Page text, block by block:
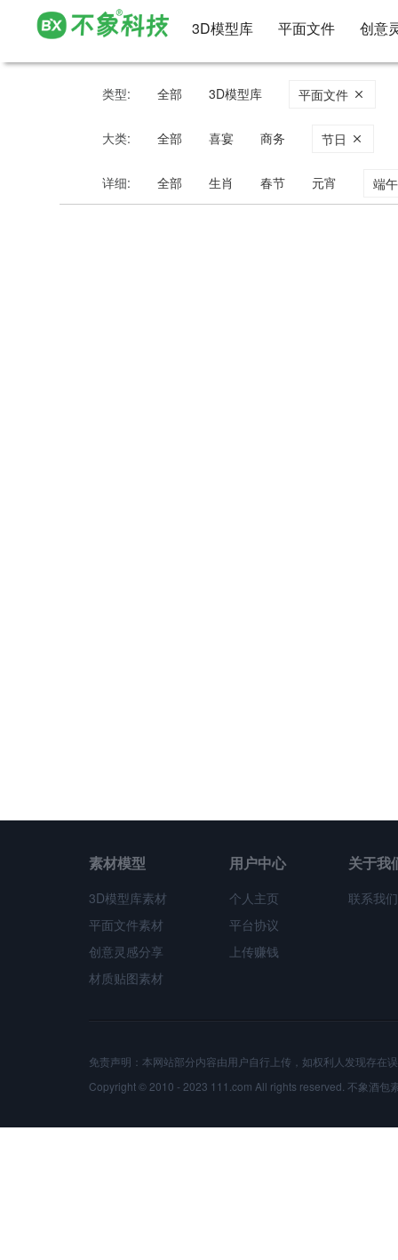
3D模型库 平面文件 创意
类型: 全部 3D模型库 平面文件
大类: 全部 喜宴 商务 节日
详细: 全部 生肖 春节 元宵 端
素材模型
3D模型库素材
平面文件素材
创意灵感分享
材质贴图素材
用户中心
个人主页
平台协议
上传赚钱
关于我
联系我们
免责声明：本网站部分内容由用户自行上传，如权利人发现存在
Copyright © 2010 - 2023 111.com All rights reserved. 不象酒包